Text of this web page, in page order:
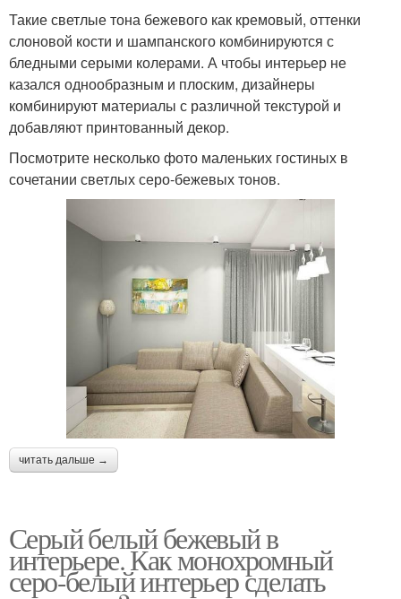
Такие светлые тона бежевого как кремовый, оттенки
слоновой кости и шампанского комбинируются с
бледными серыми колерами. А чтобы интерьер не
казался однообразным и плоским, дизайнеры
комбинируют материалы с различной текстурой и
добавляют принтованный декор.
Посмотрите несколько фото маленьких гостиных в
сочетании светлых серо-бежевых тонов.
читать дальше →
Серый белый бежевый в
интерьере. Как монохромный
серо-белый интерьер сделать